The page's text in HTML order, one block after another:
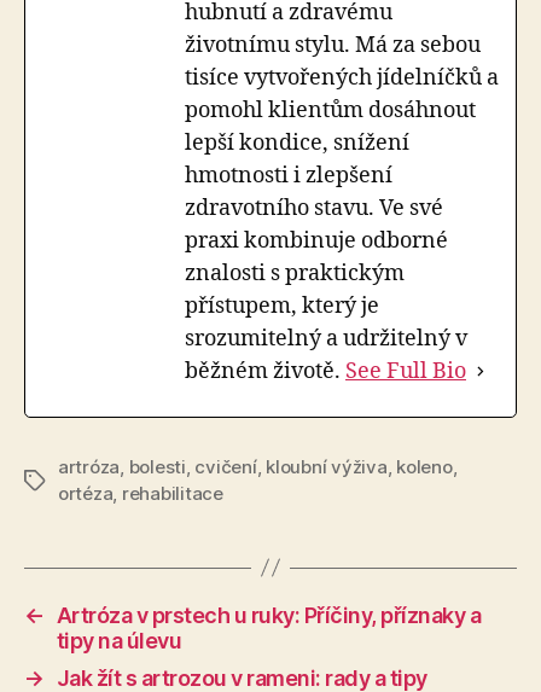
hubnutí a zdravému
životnímu stylu. Má za sebou
tisíce vytvořených jídelníčků a
pomohl klientům dosáhnout
lepší kondice, snížení
hmotnosti i zlepšení
zdravotního stavu. Ve své
praxi kombinuje odborné
znalosti s praktickým
přístupem, který je
srozumitelný a udržitelný v
běžném životě. See Full Bio
Štítky
artróza bolesti cvičení, kloubní výživa koleno,
ortéza rehabilitace
←
Artróza v prstech u ruky: Příčiny, příznaky a
tipy na úlevu
→
Jak žít s artrozou v rameni: rady a tipy